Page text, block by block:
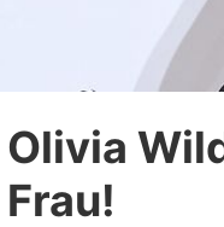
Olivia
Frau!